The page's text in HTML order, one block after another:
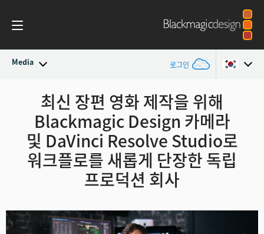
Media 로그인
뉴스 아카이브
보도 이미지
Argentina
Australia
Austria
China
최신 장편 영화 제작을 위해
Blackmagic Design 카메라
및 DaVinci Resolve Studio로
워크플로를 새롭게 단장한 독립
프로덕션 회사